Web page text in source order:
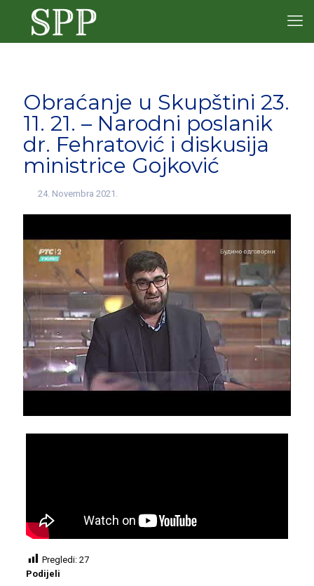
Obraćanje u Skupštini 23.
11. 21. – Narodni poslanik
dr. Fehratović i diskusija
ministrice Gojković
24. Novembra 2021.
Pregledi: 27
Podijeli